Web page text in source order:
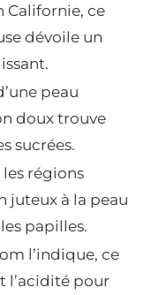
Californie, ce
dévoile un
peau
doux trouve
sucrées.
régions
juteux à la peau
papilles.
l’indique, ce
l’acidité pour